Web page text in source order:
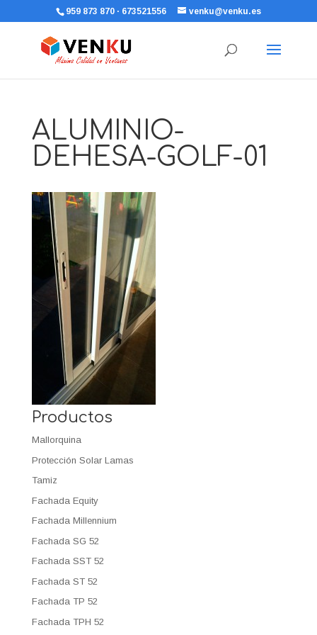
959 873 870 · 673521556 venku@venku.es
ALUMINIO-
DEHESA-GOLF-01
Productos
Mallorquina
Protección Solar Lamas
Tamiz
Fachada Equity
Fachada Millennium
Fachada SG 52
Fachada SST 52
Fachada ST 52
Fachada TP 52
Fachada TPH 52